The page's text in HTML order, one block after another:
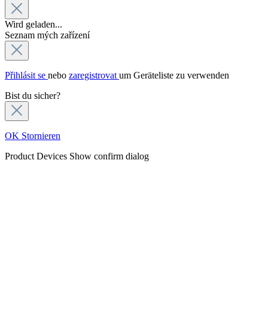
Wird geladen...
Seznam mých zařízení
Přihlásit se nebo zaregistrovatum Geräteliste zu verwenden
Bist du sicher?
OK Stornieren
Product Devices Show confirm dialog